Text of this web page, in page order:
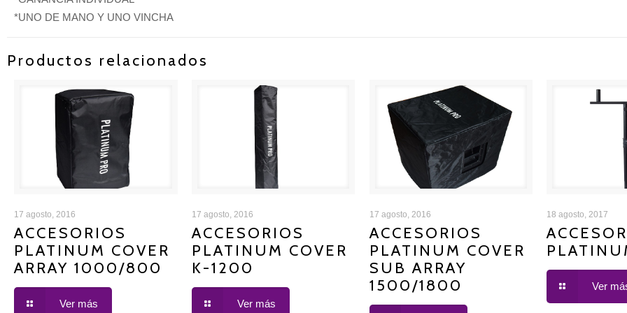
*UNO DE MANO Y UNO VINCHA
Productos relacionados
ACCESORIOS PLATINUM
COVER ARRAY 1000/800
17 agosto, 2016
ACCESORIOS
PLATINUM COVER
ARRAY 1000/800
Ver más
ACCESORIOS PLATINUM
COVER K-1200
17 agosto, 2016
ACCESORIOS
PLATINUM COVER
K-1200
Ver más
ACCESORIOS PLATINUM
COVER SUB ARRAY 1500/1800
17 agosto, 2016
ACCESORIOS
PLATINUM COVER
SUB ARRAY
1500/1800
18 agosto, 2017
Ver